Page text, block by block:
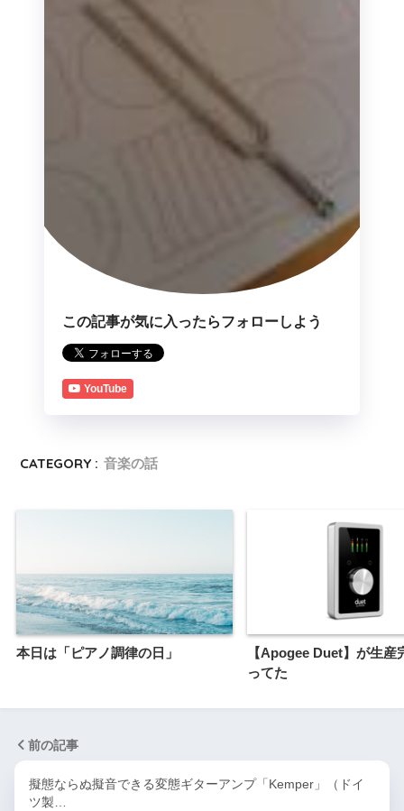
この記事が気に入ったらフォローしよう
YouTube
CATEGORY : 音楽の話
本日は「ピアノ調律の日」
【Apogee Duet】が生産
ってた
前の記事
擬態ならぬ擬音できる変態ギターアンプ「Kemper」（ドイ
ツ製…